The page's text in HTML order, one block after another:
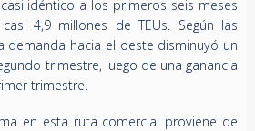
idéntico a los primeros seis meses
4,9 millones de TEUs. Según las
demanda hacia el oeste disminuyó un
trimestre, luego de una ganancia
trimestre.
en esta ruta comercial proviene de